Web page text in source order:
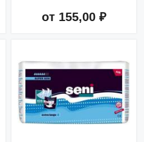
от 155,00 ₽